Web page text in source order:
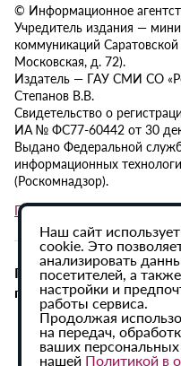
© Информационное
Учредитель издания —
коммуникаций
Московская, д. 72).
Издатель — ГАУ СМИ СО
Степанов В.В.
Свидетельство о
ИА № ФС77-60442 от 30
Выдано Федеральной
информационных
(Роскомнадзор).
Политика в отношении
При использовании
гиперссылка на ИА
Наш сайт
cookie. Это
анализировать
посетителей, а
настройки и
работы сервиса.
Продолжая
на передач,
ваших
нашей Политикой в